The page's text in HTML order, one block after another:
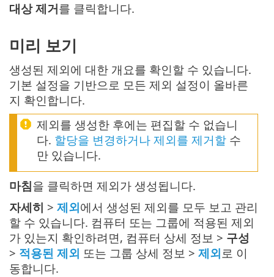
대상 제거를 클릭합니다.
미리 보기
생성된 제외에 대한 개요를 확인할 수 있습니다.
기본 설정을 기반으로 모든 제외 설정이 올바른
지 확인합니다.
제외를 생성한 후에는 편집할 수 없습니
다. 할당을 변경하거나 제외를 제거할 수
만 있습니다.
마침을 클릭하면 제외가 생성됩니다.
자세히 > 제외에서 생성된 제외를 모두 보고 관리
할 수 있습니다. 컴퓨터 또는 그룹에 적용된 제외
가 있는지 확인하려면, 컴퓨터 상세 정보 > 구성
> 적용된 제외 또는 그룹 상세 정보 > 제외로 이
동합니다.